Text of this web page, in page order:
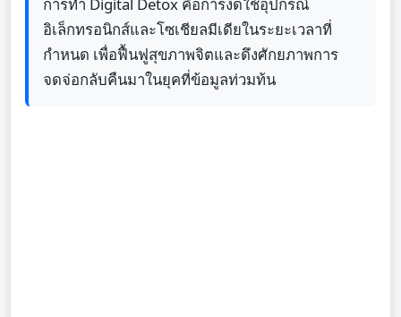
อิเล็กทรอนิกส์และโซเชียลมีเดียในระยะเวลาที่
กำหนด เพื่อฟื้นฟูสุขภาพจิตและดึงศักยภาพการ
จดจ่อกลับคืนมาในยุคที่ข้อมูลท่วมท้น